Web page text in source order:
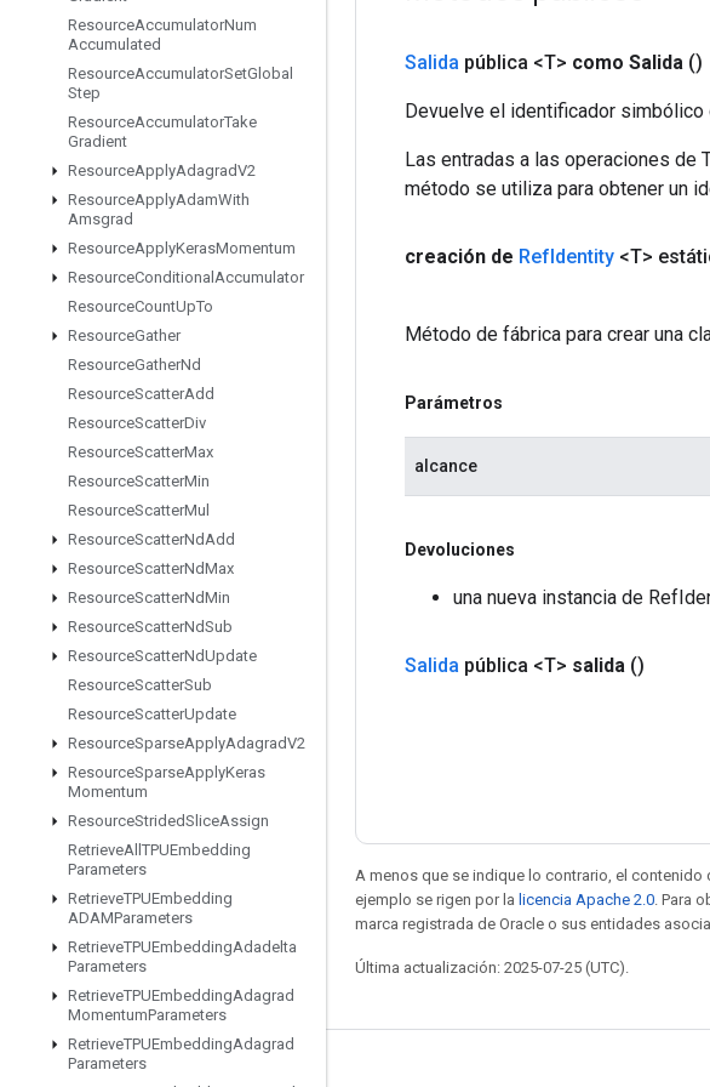
ResourceAccumulatorNum
Accumulated
ResourceAccumulatorSetGlobal
Step
ResourceAccumulatorTake
Gradient
ResourceApplyAdagradV2
ResourceApplyAdamWith
Amsgrad
ResourceApplyKerasMomentum
ResourceConditional Accumulator
ResourceCountUpTo
ResourceGather
ResourceGatherNd
ResourceScatterAdd
ResourceScatterDiv
ResourceScatterMax
ResourceScatterMin
ResourceScatterMul
ResourceScatterNdAdd
ResourceScatterNdMax
ResourceScatterNdMin
ResourceScatterNdSub
ResourceScatterNdUpdate
ResourceScatterSub
ResourceScatterUpdate
ResourceSparseApplyAdagradV2
ResourceSparseApplyKeras
Momentum
ResourceStridedSliceAssign
RetrieveAll TPUEmbedding
Parameters
RetrieveTPUEmbedding
ADAMParameters
RetrieveTPUEmbeddingAdadelta
Parameters
RetrieveTPUEmbeddingAdagrad
MomentumParameters
RetrieveTPUEmbeddingAdagrad
Parameters
Salida pública <T> como Salida ()
Devuelve el identificador simbólico
Las entradas a las operaciones de
método se utiliza para obtener un
creación de RefIdentity <T>
Método de fábrica para crear una
Parámetros
alcance
Devoluciones
una nueva instancia de
Salida pública <T> salida ()
A menos que se indique lo contrario, el contenido
ejemplo se rigen por la licencia Apache 2.0 . Para
marca registrada de Oracle o sus entidades
Última actualización: 2025-07-25 (UTC).
Seguir conectado